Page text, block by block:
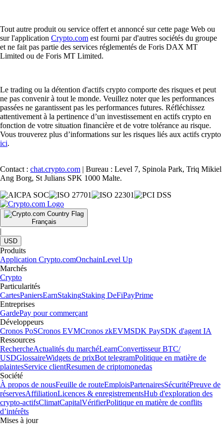
Tout autre produit ou service offert et annoncé sur cette page Web ou
sur l'application Crypto.com est fourni par d'autres sociétés du groupe
et ne fait pas partie des services réglementés de Foris DAX MT
Limited ou de Foris MT Limited.
Le trading ou la détention d'actifs crypto comporte des risques et peut
ne pas convenir à tout le monde. Veuillez noter que les performances
passées ne garantissent pas les performances futures. Réfléchissez
attentivement à la pertinence d’un investissement en actifs crypto en
fonction de votre situation financière et de votre tolérance au risque.
Vous trouverez plus d’informations sur les risques liés aux actifs crypto
ici.
Contact : chat.crypto.com | Bureau : Level 7, Spinola Park, Triq Mikiel
Ang Borg, St Julians SPK 1000 Malte.
Français
|
USD
Produits
Application Crypto.comOnchainLevel Up
Marchés
Crypto
Particularités
CartesPaniersEarnStakingStaking DeFiPayPrime
Entreprises
GardePay pour commerçant
Développeurs
Cronos PoSCronos EVMCronos zkEVMSDK PaySDK d'agent IA
Ressources
RechercheActualités du marchéLearnConvertisseur BTC/
USDGlossaireWidgets de prixBot telegramPolitique en matière de
plaintesService clientResumen de criptomonedas
Société
À propos de nousFeuille de routeEmploisPartenairesSécuritéPreuve de
réservesAffiliationLicences & enregistrementsHub d'exploration des
crypto-actifsClimatCapitalVérifierPolitique en matière de conflits
d’intérêts
Mises à jour